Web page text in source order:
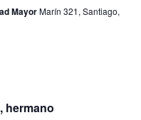
MayorMarín 321, Santiago,
hermano